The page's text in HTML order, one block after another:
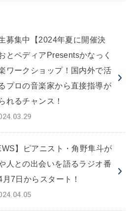
募集中【2024年夏に開催決
とペディアPresentsかなっく
ワークショップ！国内外で活
プロの音楽家から直接指導が
れるチャンス！
】ピアニスト・角野隼斗が
人との出会いを語るラジオ番
月7日からスタート！